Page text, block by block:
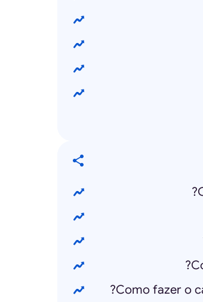
Como fazer o